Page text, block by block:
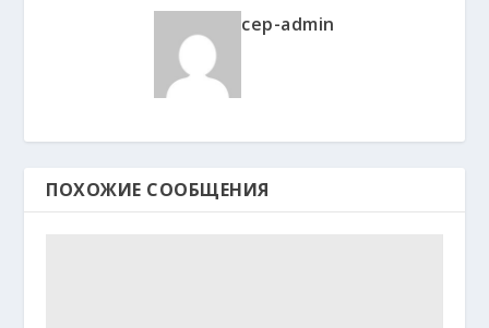
cep-admin
ПОХОЖИЕ СООБЩЕНИЯ